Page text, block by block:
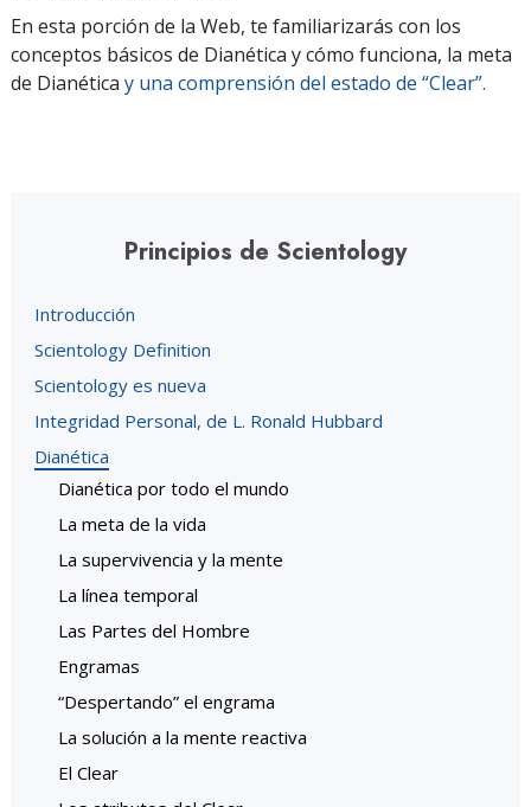
En esta porción de la Web, te familiarizarás con los
conceptos básicos de Dianética y cómo funciona, la meta
de Dianética y una comprensión del estado de “Clear”.
Principios de Scientology
Introducción
Scientology Definition
Scientology es nueva
Integridad Personal, de L. Ronald Hubbard
Dianética
Dianética por todo el mundo
La meta de la vida
La supervivencia y la mente
La línea temporal
Las Partes del Hombre
Engramas
“Despertando” el engrama
La solución a la mente reactiva
El Clear